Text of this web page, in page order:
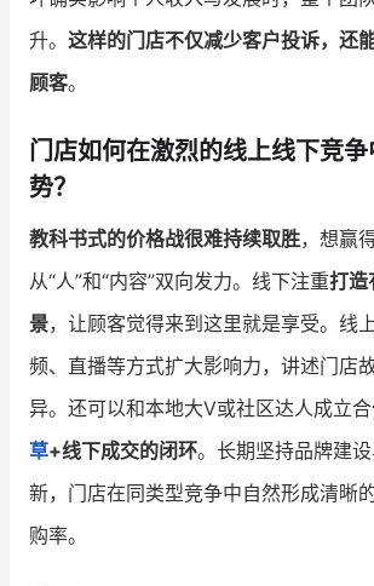
升。 这样的门店不仅减少客户投诉，还
顾客。
门店如何在激烈的线上线下竞
势？
教科书式的价格战很难持续取胜，想赢
从“人”和“内容”双向发力。线下注重打造
景，让顾客觉得来到这里就是享受。线
频、直播等方式扩大影响力，讲述门店
异。还可以和本地大V或社区达人成立合
草+线下成交的闭环。长期坚持品牌建
新，门店在同类型竞争中自然形成清晰
购率。